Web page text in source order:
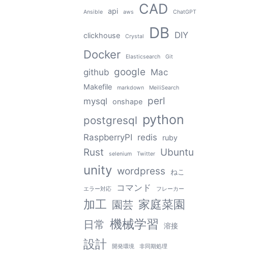
Ansible api aws CAD ChatGPT
clickhouse Crystal DB DIY
Docker Elasticsearch Git
github google Mac
Makefile markdown MeiliSearch
mysql onshape perl
postgresql python
RaspberryPI redis ruby
Rust selenium Twitter Ubuntu
unity wordpress ねこ
エラー対応 コマンド フレーカー
加工 園芸 家庭菜園
日常 機械学習 溶接
設計 開発環境 非同期処理